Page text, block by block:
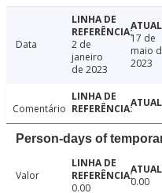
Data
2 de
janeiro
de 2023
17 de
maio
2023
Comentário
Person-days of
Valor
0.00
0.00